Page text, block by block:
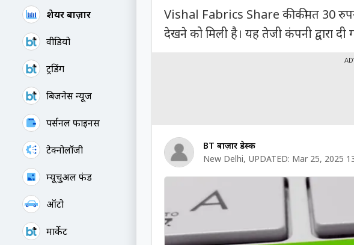
शेयर बाज़ार
वीडियो
ट्रेंडिंग
बिजनेस न्यूज
पर्सनल फाइनेंस
टेक्नोलॉजी
म्यूचु्अल फंड
ऑटो
मार्केट
Vishal Fabrics Share की कीमत 30
देखने को मिली है। यह तेजी कंपनी द्वारा
BT बाज़ार डेस्क
New Delhi, UPDATED: Mar 25, 2025